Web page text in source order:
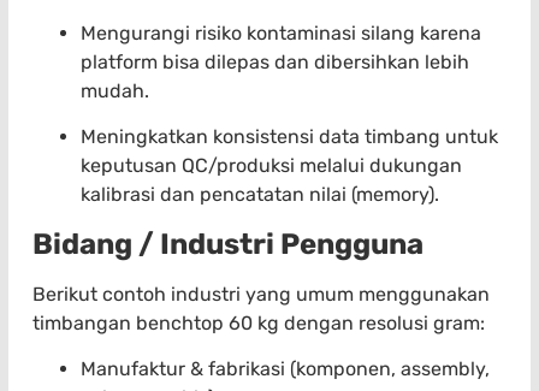
Mengurangi risiko kontaminasi silang karena
platform bisa dilepas dan dibersihkan lebih
mudah.
Meningkatkan konsistensi data timbang untuk
keputusan QC/produksi melalui dukungan
kalibrasi dan pencatatan nilai (memory).
Bidang / Industri Pengguna
Berikut contoh industri yang umum menggunakan
timbangan benchtop 60 kg dengan resolusi gram:
Manufaktur & fabrikasi (komponen, assembly,